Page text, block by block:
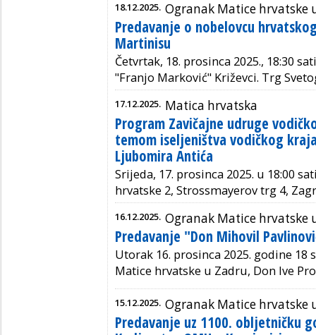
18.12.2025. Ogranak Matice hrvatske
Predavanje o nobelovcu
Martinisu
Četvrtak, 18. prosinca 2025., 18:30
"Franjo Marković" Križevci. Trg
17.12.2025. Matica hrvatska
Program Zavičajne udruge
temom iseljeništva vodičkog
Ljubomira Antića
Srijeda, 17. prosinca 2025. u 18:00
hrvatske 2, Strossmayerov trg 4,
16.12.2025. Ogranak Matice hrvatske
Predavanje "Don Mihovil
Utorak 16. prosinca 2025. godine 18
Matice hrvatske u Zadru, Don Ive
15.12.2025. Ogranak Matice hrvatske
Predavanje uz 1100. obljetničku